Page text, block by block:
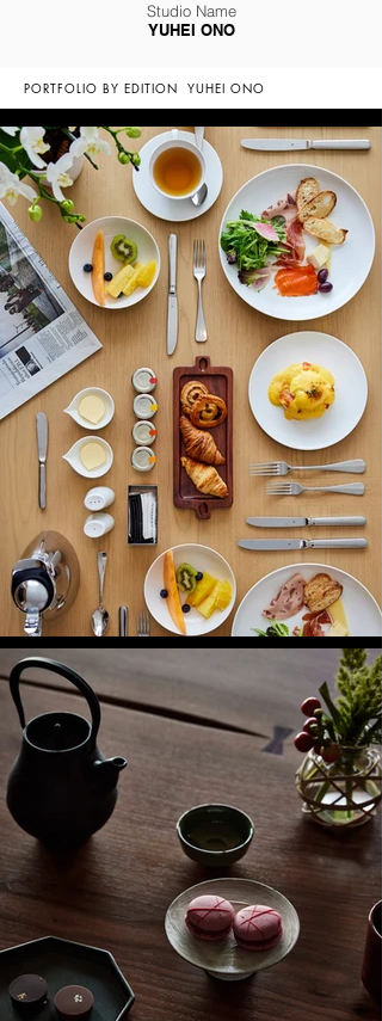
Studio Name
YUHEI ONO
PORTFOLIO BY EDITION YUHEI ONO